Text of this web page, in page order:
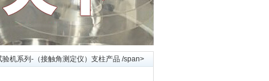
机系列-（接触角测定仪）支柱产品 /span>